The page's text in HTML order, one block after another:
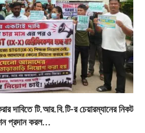
দাবিতে টি.আর.বি.টি-র চেয়ারম্যানের নিকট
প্রদান করল...